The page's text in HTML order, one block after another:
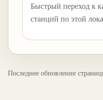
Быстрый переход к
станций по этой
Последнее обновление